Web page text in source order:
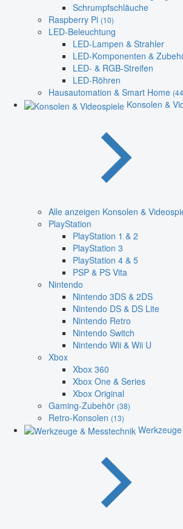
Schrumpfschläuche
Raspberry Pi (10)
LED-Beleuchtung
LED-Lampen & Strahler
LED-Komponenten &
LED- & RGB-Streifen
LED-Röhren
Hausautomation & Smart Home
Konsolen &
Alle anzeigen Konsolen &
PlayStation
PlayStation 1 & 2
PlayStation 3
PlayStation 4 & 5
PSP & PS Vita
Nintendo
Nintendo 3DS & 2DS
Nintendo DS & DS Lite
Nintendo Retro
Nintendo Switch
Nintendo Wii & Wii U
Xbox
Xbox 360
Xbox One & Series
Xbox Original
Gaming-Zubehör (38)
Retro-Konsolen (13)